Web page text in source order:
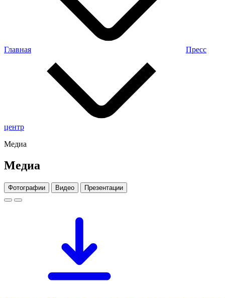
Главная Пресс
центр
Медиа
Медиа
Фотографии Видео Презентации